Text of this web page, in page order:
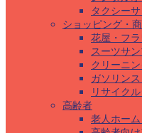
タクシー
ショッピング・
花屋・フ
スーツサ
クリーニ
ガソリン
リサイク
高齢者
老人ホー